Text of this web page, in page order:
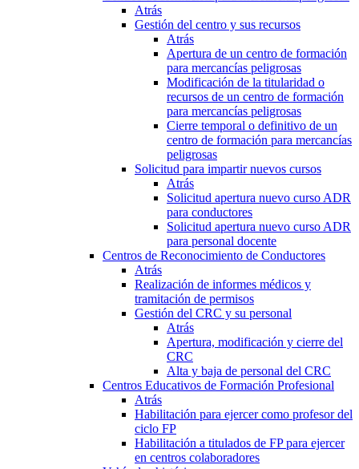
Atrás
Gestión del centro y sus recursos
Atrás
Apertura de un centro de formación
para mercancías peligrosas
Modificación de la titularidad o
recursos de un centro de formación
para mercancías peligrosas
Cierre temporal o definitivo de un
centro de formación para mercancías
peligrosas
Solicitud para impartir nuevos cursos
Atrás
Solicitud apertura nuevo curso ADR
para conductores
Solicitud apertura nuevo curso ADR
para personal docente
Centros de Reconocimiento de Conductores
Atrás
Realización de informes médicos y
tramitación de permisos
Gestión del CRC y su personal
Atrás
Apertura, modificación y cierre del
CRC
Alta y baja de personal del CRC
Centros Educativos de Formación Profesional
Atrás
Habilitación para ejercer como profesor del
ciclo FP
Habilitación a titulados de FP para ejercer
en centros colaboradores